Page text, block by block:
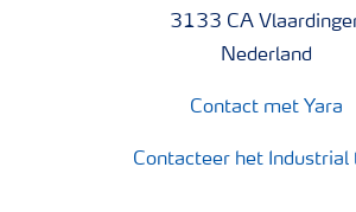
3133 CA
Nederland
Contact met Yara
Contacteer het Industrial